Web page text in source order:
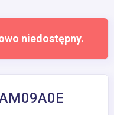
niedostępny.